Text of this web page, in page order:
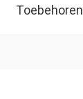
Toebehoren